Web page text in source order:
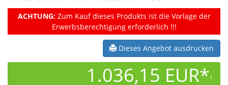
ACHTUNG:Zum Kauf dieses Produkts ist die Vorlage der
Erwerbsberechtigung erforderlich !!!
Dieses Angebot ausdrucken
1.036,15 EUR*1